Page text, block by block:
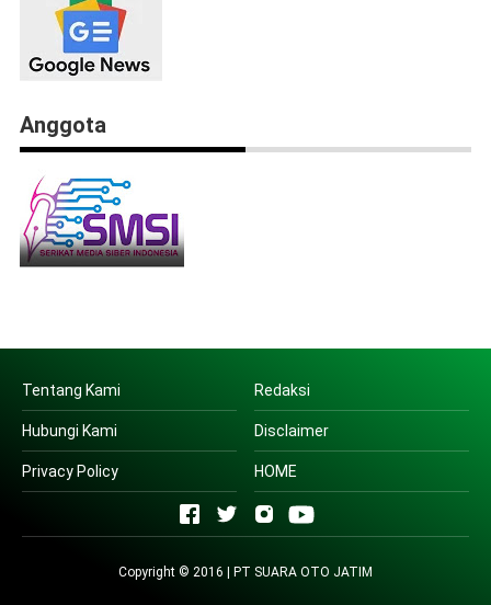
Anggota
Tentang Kami Redaksi
Hubungi Kami Disclaimer
Privacy Policy HOME
Copyright © 2016 | PT SUARA OTO JATIM